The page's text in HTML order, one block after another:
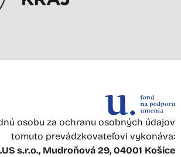
osobu za ochranu osobných údajov
tomuto prevádzkovateľovi vykonáva:
s.r.o., Mudroňová 29, 04001 Košice